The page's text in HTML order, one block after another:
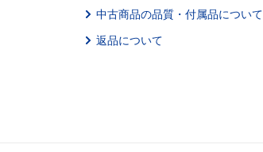
中古商品の品質・付属品について
返品について